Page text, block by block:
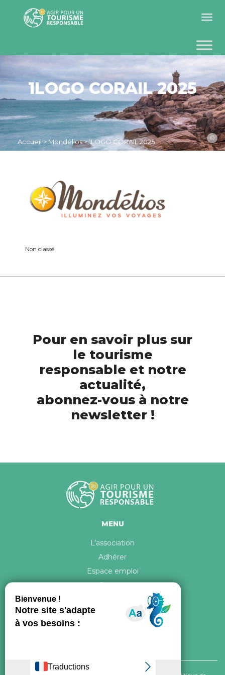
Toggle
1LOGO CORAIL 2025
Accueil>Mondélios>1LOGO CORAIL 2025 ©
Non classé
Pour en savoir plus sur
le tourisme
responsable et notre
actualité,
abonnez-vous à notre
newsletter !
MENU
L’association
Adhérer
Espace emploi
Contact